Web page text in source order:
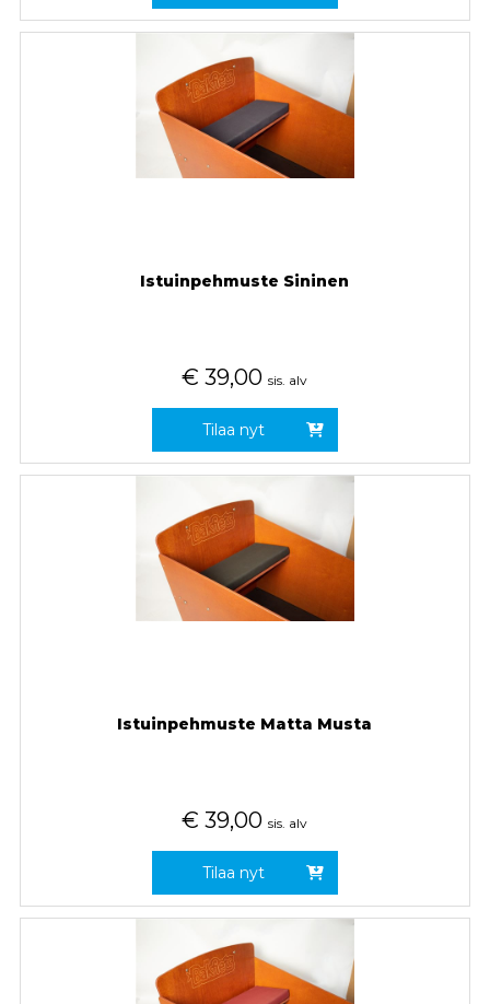
Istuinpehmuste Sininen
€ 39,00 sis. alv
Tilaa nyt
Istuinpehmuste Matta Musta
€ 39,00 sis. alv
Tilaa nyt